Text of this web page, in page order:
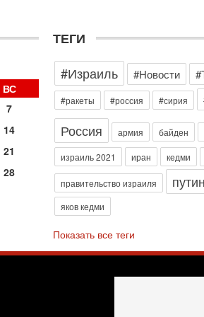
ВС
7
14
21
28
ТЕГИ
#Израиль
#Новости
#ракеты #россия #сирия
Россия армия байден
израиль 2021 иран кедми
правительство израиля путин
яков кедми
Показать все теги